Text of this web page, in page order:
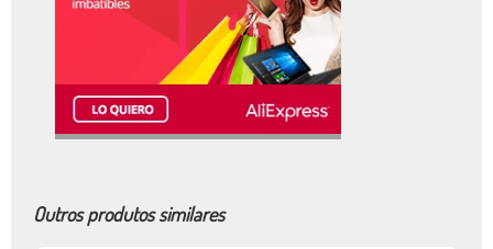
Outros produtos similares